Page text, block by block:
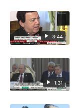
3:44
1:31